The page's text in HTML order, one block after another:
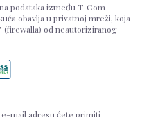
podataka između T-Com
obavlja u privatnoj mreži, koja
(firewalla) od neautoriziranog
e-mail adresu ćete primiti